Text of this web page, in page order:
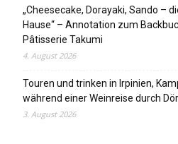
„Cheesecake, Dorayaki, Sando –
Hause“ – Annotation zum
Pâtisserie Takumi
4. August 2026
Touren und trinken in Irpinien,
während einer Weinreise durch
3. August 2026